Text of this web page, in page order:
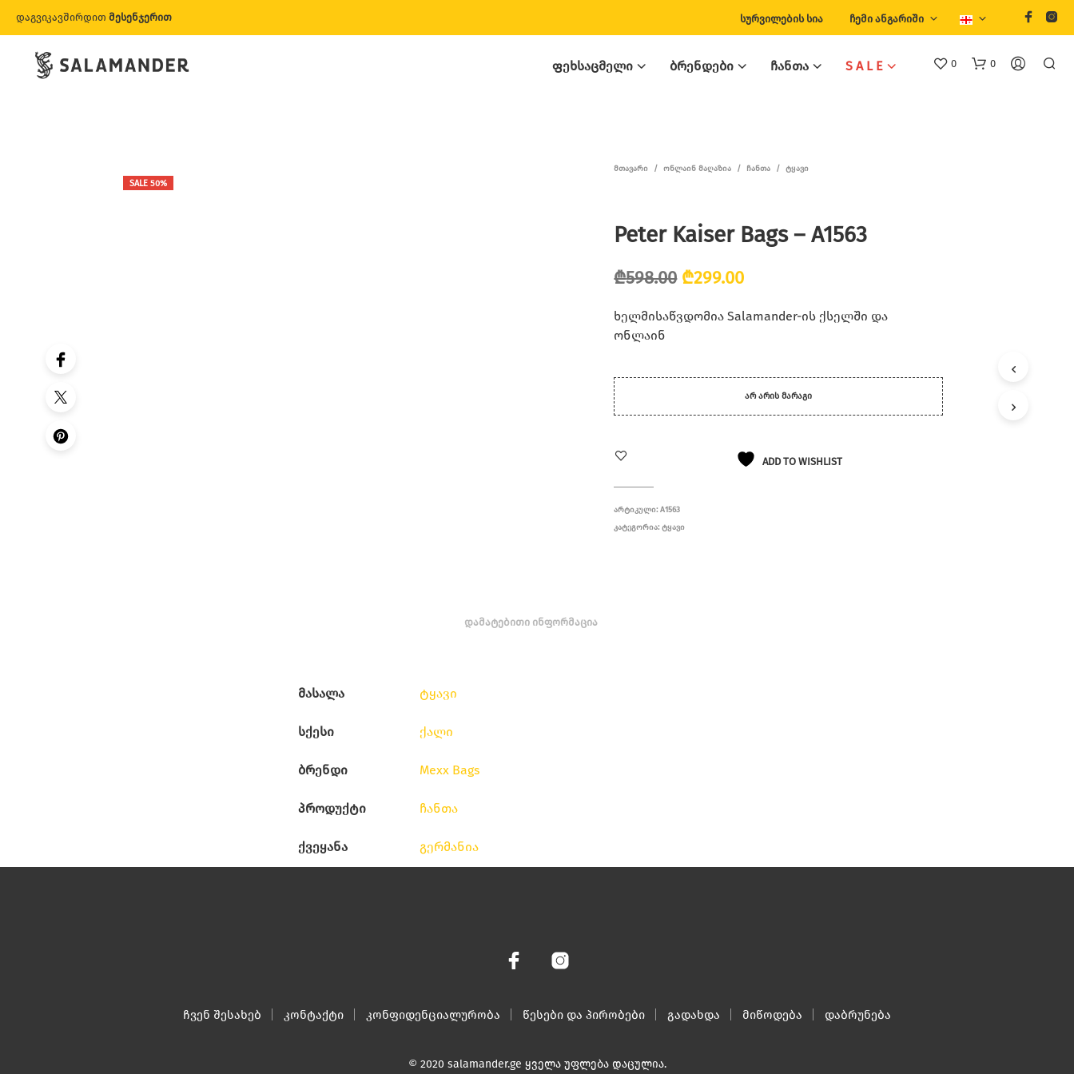
დაგვიკავშირდით მესენჯერით ᲡᲣᲠᲕᲘᲚᲔᲑᲘᲡ ᲡᲘᲐ ᲩᲔᲛᲘ ᲐᲜᲒᲐᲠᲘᲨᲘ
ᲤᲔᲮᲡᲐᲪᲛᲔᲚᲘ ᲑᲠᲔᲜᲓᲔᲑᲘ ᲩᲐᲜᲗᲐ S A L E 0 0
SALE 50%
ᲛᲗᲐᲕᲐᲠᲘ / ᲝᲜᲚᲐᲘᲜ ᲛᲐᲦᲐᲖᲘᲐ / ᲩᲐᲜᲗᲐ / ᲢᲧᲐᲕᲘ
Peter Kaiser Bags – A1563
₾598.00 Original
was:
₾299.00Current
ხელმისაწვდომია Salamander-ის ქსელში და
ონლაინ
ᲐᲠ ᲐᲠᲘᲡ ᲛᲐᲠᲐᲒᲘ
ADD TO WISHLIST
ᲐᲠᲢᲘᲙᲣᲚᲘ:A1563
ᲙᲐᲢᲔᲒᲝᲠᲘᲐ:ᲢᲧᲐᲕᲘ
ᲓᲐᲛᲐᲢᲔᲑᲘᲗᲘ ᲘᲜᲤᲝᲠᲛᲐᲪᲘᲐ
მასალა ტყავი
სქესი ქალი
ბრენდი Mexx Bags
პროდუქტი ჩანთა
ქვეყანა გერმანია
ჩვენ შესახებ კონტაქტი კონფიდენციალურობა წესები და პირობები გადახდა მიწოდება დაბრუნება
© 2020 salamander.ge ყველა უფლება დაცულია.